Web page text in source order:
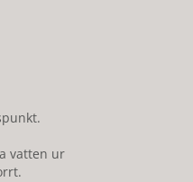
vatten ur